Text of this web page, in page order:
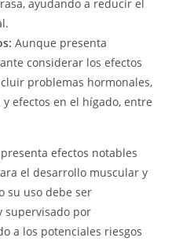
ayudando a reducir el
Aunque presenta
considerar los efectos
problemas hormonales,
efectos en el hígado, entre
efectos notables
el desarrollo muscular y
su uso debe ser
supervisado por
a los potenciales riesgos